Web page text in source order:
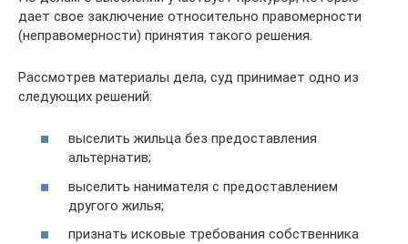
дает свое заключение относительно правомерности
(неправомерности) принятия такого решения.
Рассмотрев материалы дела, суд принимает одно из
следующих решений:
выселить жильца без предоставления
альтернатив;
выселить нанимателя с предоставлением
другого жилья;
признать исковые требования собственника